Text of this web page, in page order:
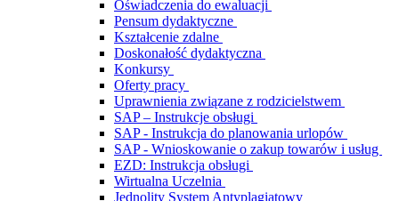
Oświadczenia do ewaluacji
Pensum dydaktyczne
Kształcenie zdalne
Doskonałość dydaktyczna
Konkursy
Oferty pracy
Uprawnienia związane z rodzicielstwem
SAP – Instrukcje obsługi
SAP - Instrukcja do planowania urlopów
SAP - Wnioskowanie o zakup towarów i usług
EZD: Instrukcja obsługi
Wirtualna Uczelnia
Jednolity System Antyplagiatowy